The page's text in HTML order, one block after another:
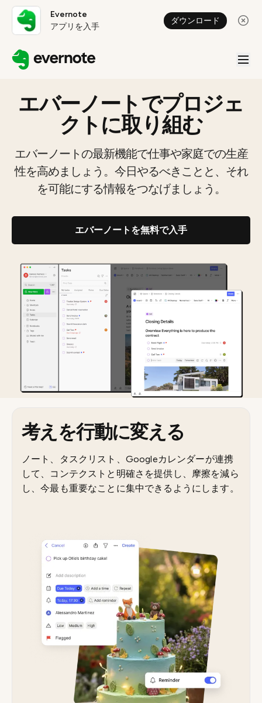
Evernote
アプリを入手
ダウンロード
エバーノートでプロジェ
クトに取り組む
エバーノートの最新機能で仕事や家庭での生産
性を高めましょう。今日やるべきことと、それ
を可能にする情報をつなげましょう。
エバーノートを無料で入手
考えを行動に変える
ノート、タスクリスト、Googleカレンダーが連携
して、コンテクストと明確さを提供し、摩擦を減ら
し、今最も重要なことに集中できるようにします。